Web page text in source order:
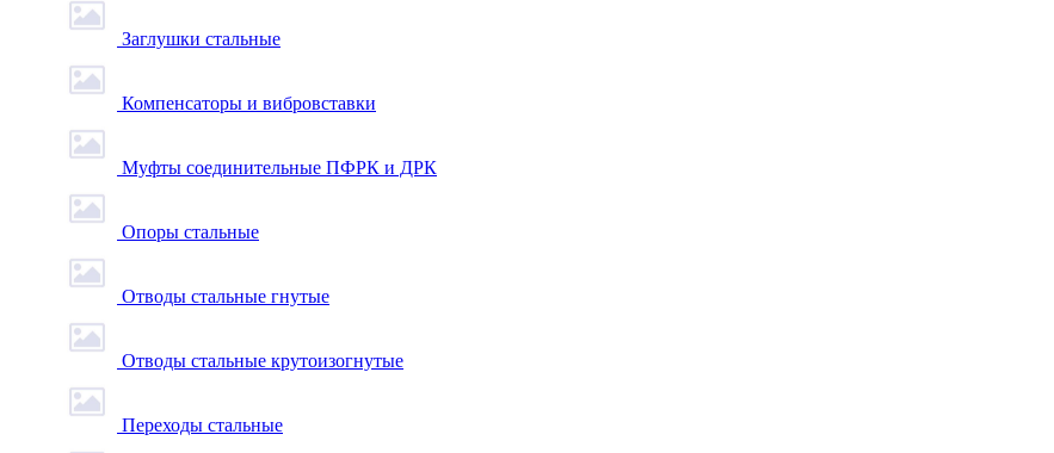
Заглушки стальные
Компенсаторы и вибровставки
Муфты соединительные ПФРК и ДРК
Опоры стальные
Отводы стальные гнутые
Отводы стальные крутоизогнутые
Переходы стальные